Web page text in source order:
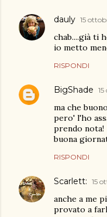
dauly 15
chab....già ti
io metto
RISPONDI
BigShade
ma che
pero' l'ho
prendo nota!
buona
RISPONDI
Scarlett: 15
anche a me
provato a